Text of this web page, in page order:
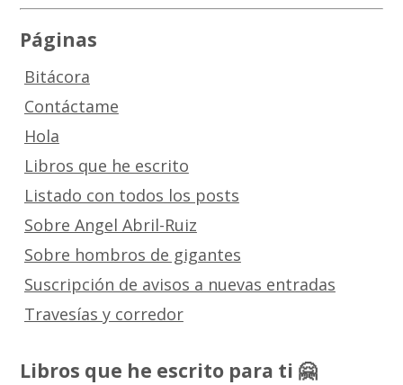
Páginas
Bitácora
Contáctame
Hola
Libros que he escrito
Listado con todos los posts
Sobre Angel Abril-Ruiz
Sobre hombros de gigantes
Suscripción de avisos a nuevas entradas
Travesías y corredor
Libros que he escrito para ti 🤗